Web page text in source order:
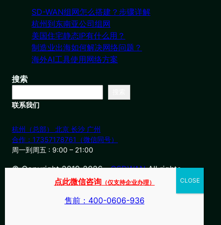
SD-WAN组网怎么搭建？步骤详解
杭州到东南亚公司组网
美国住宅静态IP有什么用？
制造业出海如何解决网络问题？
海外AI工具使用网络方案
搜索
联系我们
杭州（总部） 北京 长沙 广州
合作：17357178761（微信同号）
周一到周五 : 9:00 – 21:00
© Copyright 2019-2026・OSDWANAll rights
点此微信咨询 （仅支持企业办理）
售前：400-0606-936